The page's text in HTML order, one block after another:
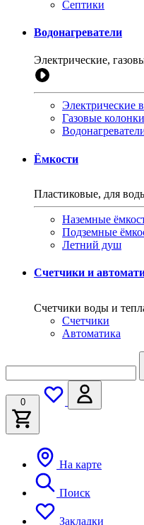
Септики
Водонагреватели
Электрические,
Электрические
Газовые колонки
Ёмкости
Пластиковые, для
Наземные
Подземные
Летний душ
Счетчики и
Счетчики воды и
Счетчики
Автоматика
0
На карте
Поиск
Закладки